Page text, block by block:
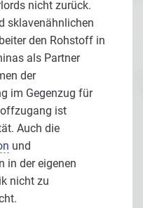
nicht zurück.
sklavenähnlichen
den Rohstoff in
als Partner
der
im Gegenzug für
ist
Auch die
und
in der eigenen
nicht zu